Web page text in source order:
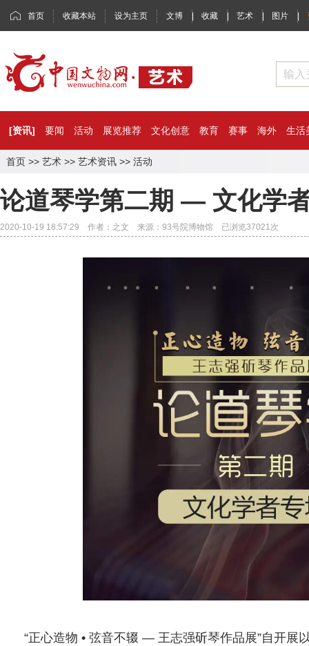
首页 收藏本站 设为主页 文博 | 收藏 | 艺术 | 图片 |
[资讯] 要闻 活动 展览推荐 文化创意 教育 赛事 海外 生活
首页 >> 艺术 >> 艺术资讯 >> 活动
论道琴学第二期 — 文化学
2020-10-19 18:57:29 作者：之文 来源：93号院博物馆 已浏览37021次
“正心造物 • 弦音不辍 — 王志强斫琴作品展”自开展